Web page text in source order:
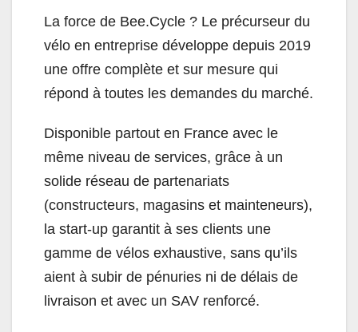
La force de Bee.Cycle ? Le précurseur du
vélo en entreprise développe depuis 2019
une offre complète et sur mesure qui
répond à toutes les demandes du marché.
Disponible partout en France avec le
même niveau de services, grâce à un
solide réseau de partenariats
(constructeurs, magasins et mainteneurs),
la start-up garantit à ses clients une
gamme de vélos exhaustive, sans qu’ils
aient à subir de pénuries ni de délais de
livraison et avec un SAV renforcé.